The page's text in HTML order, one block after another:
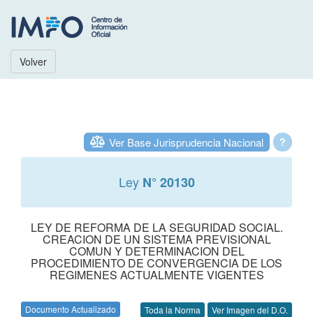
Volver
?
Ver Base Jurisprudencia Nacional
Ley N° 20130
LEY DE REFORMA DE LA SEGURIDAD SOCIAL.
CREACION DE UN SISTEMA PREVISIONAL
COMUN Y DETERMINACION DEL
PROCEDIMIENTO DE CONVERGENCIA DE LOS
REGIMENES ACTUALMENTE VIGENTES
Documento Actualizado Toda la Norma Ver Imagen del D.O.